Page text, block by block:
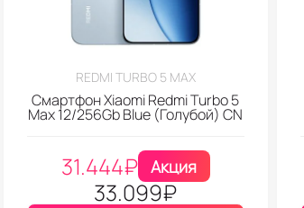
REDMI TURBO 5 MAX
Смартфон Xiaomi Redmi Turbo 5
Max 12/256Gb Blue (Голубой) CN
31.444₽ Акция
33.099₽